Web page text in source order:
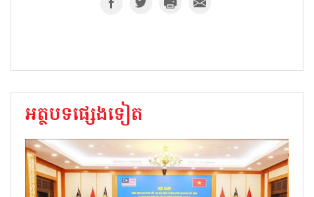
អត្ថបទផ្សេងទៀត